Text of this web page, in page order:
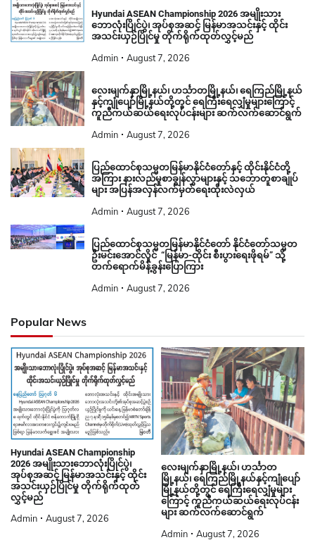
Hyundai ASEAN Championship 2026 အမျိုးသား
ဘောလုံးပြိုင်ပွဲ၊ အုပ်စုအဆင့် မြန်မာအသင်းနှင့် ထိုင်း
အသင်းယှဉ်ပြိုင်မှု တိုက်ရိုက်ထုတ်လွှင့်မည်
Admin August 7, 2026
လေးမျက်နှာမြို့နယ်၊ ဟင်္သာတမြို့နယ်၊ ရေကြည်မြို့နယ်
နှင့်ကျုံပျော်မြို့နယ်တို့တွင် ရေကြီးရေလျှံမှုများကြောင့်
ကူညီကယ်ဆယ်ရေးလုပ်ငန်းများ ဆက်လက်ဆောင်ရွက်
Admin August 7, 2026
ပြည်ထောင်စုသမ္မတမြန်မာနိုင်ငံတော်နှင့် ထိုင်းနိုင်ငံတို့
အကြား နားလည်မှုစာချွန်လွှာများနှင့် သဘောတူစာချုပ်
များ အပြန်အလှန်လက်မှတ်ရေးထိုးလဲလှယ်
Admin August 7, 2026
ပြည်ထောင်စုသမ္မတမြန်မာနိုင်ငံတော် နိုင်ငံတော်သမ္မတ
ဦးမင်းအောင်လှိုင် “မြန်မာ-ထိုင်း စီးပွားရေးဖိုရမ်” သို့
တက်ရောက်မိန့်ခွန်းပြောကြား
Admin August 7, 2026
Popular News
Hyundai ASEAN Championship
2026 အမျိုးသားဘောလုံးပြိုင်ပွဲ၊
အုပ်စုအဆင့် မြန်မာအသင်းနှင့် ထိုင်း
အသင်းယှဉ်ပြိုင်မှု တိုက်ရိုက်ထုတ်
လွှင့်မည်
Admin August 7, 2026
လေးမျက်နှာမြို့နယ်၊ ဟင်္သာတ
မြို့နယ်၊ ရေကြည်မြို့နယ်နှင့်ကျုံပျော်
မြို့နယ်တို့တွင် ရေကြီးရေလျှံမှုများ
ကြောင့် ကူညီကယ်ဆယ်ရေးလုပ်ငန်း
များ ဆက်လက်ဆောင်ရွက်
Admin August 7, 2026